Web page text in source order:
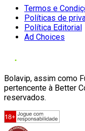
Termos e
Políticas de
Política Editorial
Ad Choices
Bolavip, assim como
pertencente à Better
reservados.